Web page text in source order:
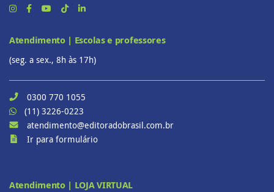
Atendimento | Escolas e professores
(seg. a sex., 8h às 17h)
0300 770 1055
(11) 3226-0223
atendimento@editoradobrasil.com.br
Ir para formulário
Atendimento | LOJA VIRTUAL